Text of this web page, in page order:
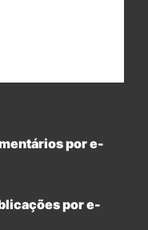
por e-
por e-